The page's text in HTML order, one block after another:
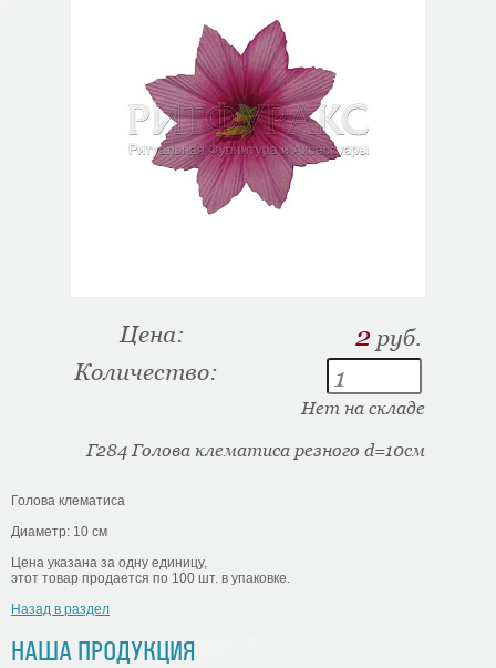
НАША ПРОДУКЦИЯ
Цена: 2 руб.
Количество:
Нет на складе
Г284 Голова клематиса резного d=10см
Голова клематиса
Диаметр: 10 см
Цена указана за одну единицу,
этот товар продается по 100 шт. в упаковке.
Назад в раздел